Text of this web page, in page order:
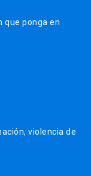
que ponga en
violencia de